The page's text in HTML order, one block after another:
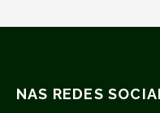
NAS REDES